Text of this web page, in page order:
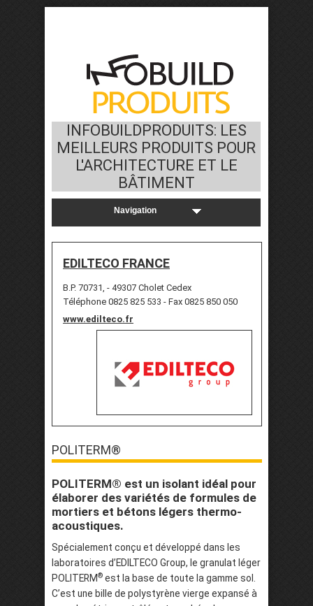
INFOBUILDPRODUITS: LES
MEILLEURS PRODUITS POUR
L'ARCHITECTURE ET LE
BÂTIMENT
EDILTECO FRANCE
B.P. 70731, - 49307 Cholet Cedex
Téléphone 0825 825 533 - Fax 0825 850 050
www.edilteco.fr
POLITERM®
POLITERM® est un isolant idéal pour
élaborer des variétés de formules de
mortiers et bétons légers thermo-
acoustiques.
Spécialement conçu et développé dans les
laboratoires d’EDILTECO Group, le granulat léger
POLITERM® est la base de toute la gamme sol.
C’est une bille de polystyrène vierge expansé à